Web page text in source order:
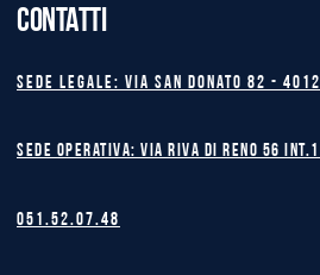
CONTATTI
Sede legale: Via San Donato 82 - 40129
Sede operativa: Via Riva di Reno 56 int.1 -
051.52.07.48